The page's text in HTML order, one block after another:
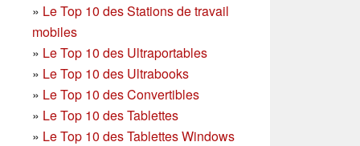
» Le Top 10 des Stations de travail
mobiles
» Le Top 10 des Ultraportables
» Le Top 10 des Ultrabooks
» Le Top 10 des Convertibles
» Le Top 10 des Tablettes
» Le Top 10 des Tablettes Windows